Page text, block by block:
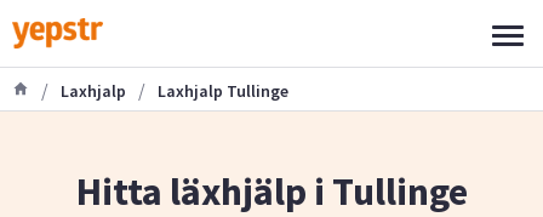
/ Laxhjalp / Laxhjalp Tullinge
Hitta läxhjälp i Tullinge